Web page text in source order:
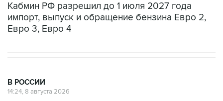
Кабмин РФ разрешил до 1 июля 2027 года
импорт, выпуск и обращение бензина Евро 2,
Евро 3, Евро 4
В РОССИИ
14:24, 8 августа 2026